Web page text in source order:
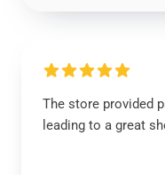
The store provided
leading to a great